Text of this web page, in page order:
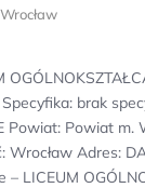
Wrocław
Specyfika: brak
Powiat: Powiat m.
Wrocław Adres:
LICEUM